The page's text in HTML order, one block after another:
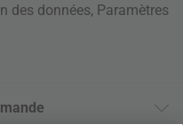
des données, Paramètres